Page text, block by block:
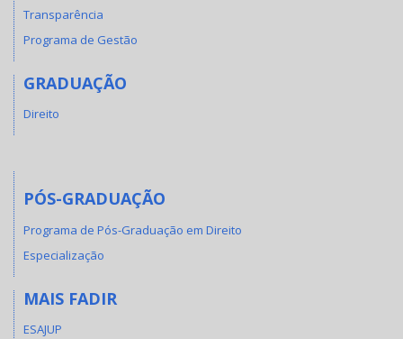
Transparência
Programa de Gestão
GRADUAÇÃO
Direito
PÓS-GRADUAÇÃO
Programa de Pós-Graduação em Direito
Especialização
MAIS FADIR
ESAJUP